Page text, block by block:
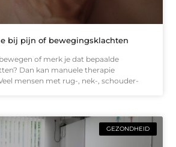
bij pijn of bewegingsklachten
of merk je dat bepaalde
Dan kan manuele therapie
mensen met rug-, nek-, schouder-
GEZONDHEID